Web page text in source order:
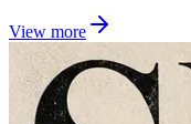
View more